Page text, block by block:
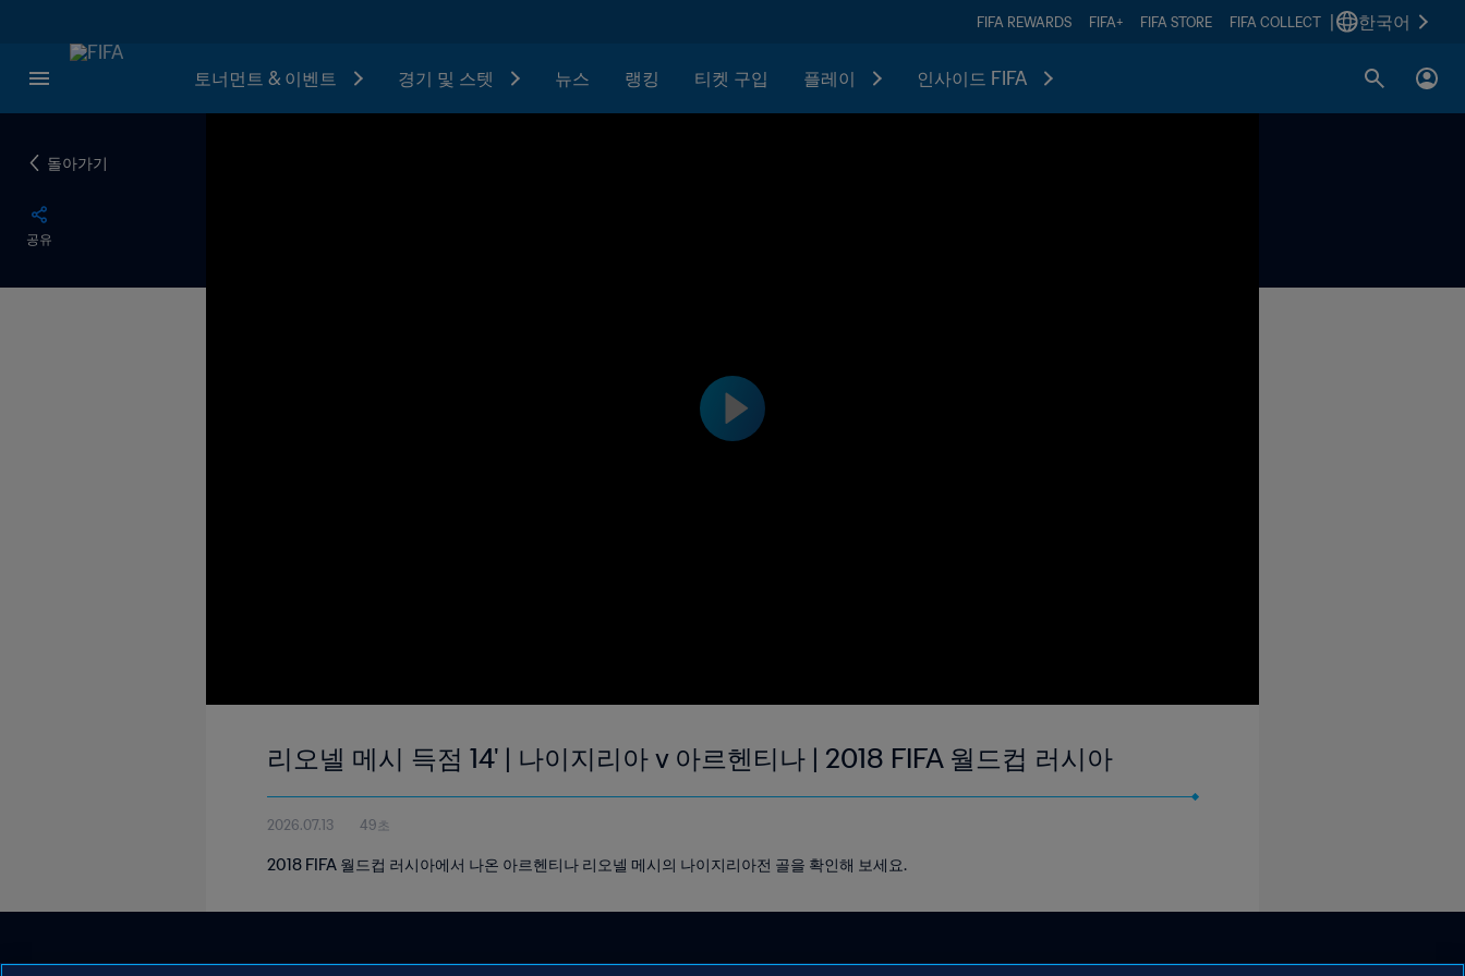
FIFA REWARDS FIFA+ FIFA STORE FIFA COLLECT 한국어
토너먼트 & 이벤트 경기 및 스텟 뉴스 랭킹 티켓 구입 플레이 인사이드 FIFA
돌아가기
공유
리오넬 메시 득점 14' | 나이지리아 v 아르헨티나 | 2018 FIFA 월드컵 러시아
2026.07.13 49초
2018 FIFA 월드컵 러시아에서 나온 아르헨티나 리오넬 메시의 나이지리아전 골을 확인해 보세요.